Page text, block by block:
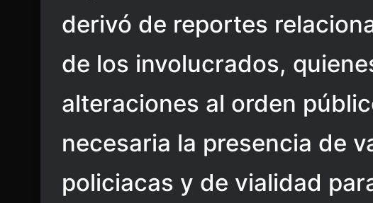
derivó de reportes
de los involucrados,
alteraciones al orden
necesaria la presencia de
policiacas y de vialidad